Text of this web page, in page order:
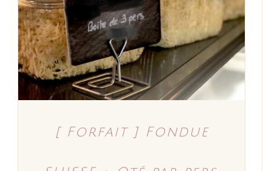
[ Forfait ] Fondue